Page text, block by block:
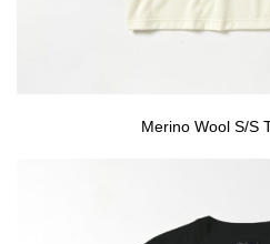
Merino Wool S/S